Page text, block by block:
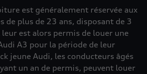
est généralement réservée aux
de plus de 23 ans, disposant de 3
est alors permis de louer une
A3 pour la période de leur
jeune Audi, les conducteurs âgés
un an de permis, peuvent louer